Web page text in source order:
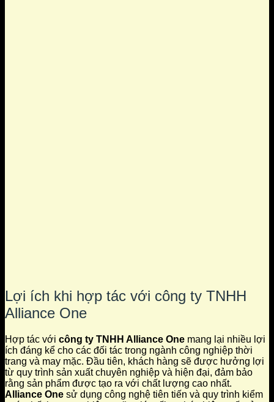
Lợi ích khi hợp tác với công ty TNHH
Alliance One
Hợp tác với công ty TNHH Alliance One mang lại nhiều lợi
ích đáng kể cho các đối tác trong ngành công nghiệp thời
trang và may mặc. Đầu tiên, khách hàng sẽ được hưởng lợi
từ quy trình sản xuất chuyên nghiệp và hiện đại, đảm bảo
rằng sản phẩm được tạo ra với chất lượng cao nhất.
Alliance One sử dụng công nghệ tiên tiến và quy trình kiểm